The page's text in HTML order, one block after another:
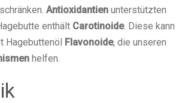
Antioxidantien unterstützten
enthält Carotinoide. Diese kann
Hagebuttenöl Flavonoide, die unseren
helfen.